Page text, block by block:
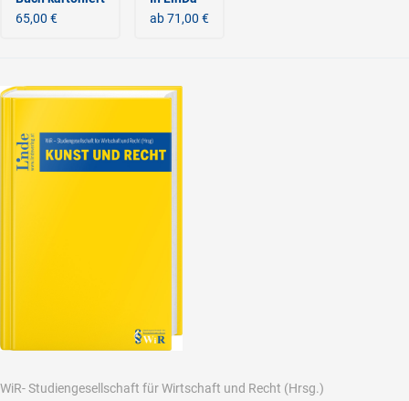
65,00 €
ab 71,00 €
WiR- Studiengesellschaft für Wirtschaft und Recht (Hrsg.)